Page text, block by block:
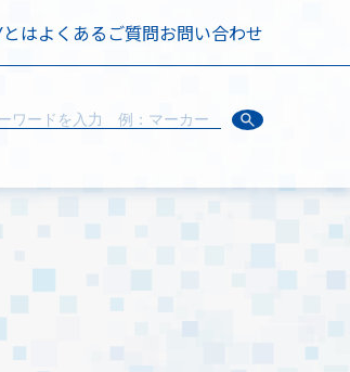
はよくあるご質問お問い合わせ